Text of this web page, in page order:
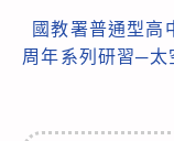
國教署普通型高
周年系列研習─太